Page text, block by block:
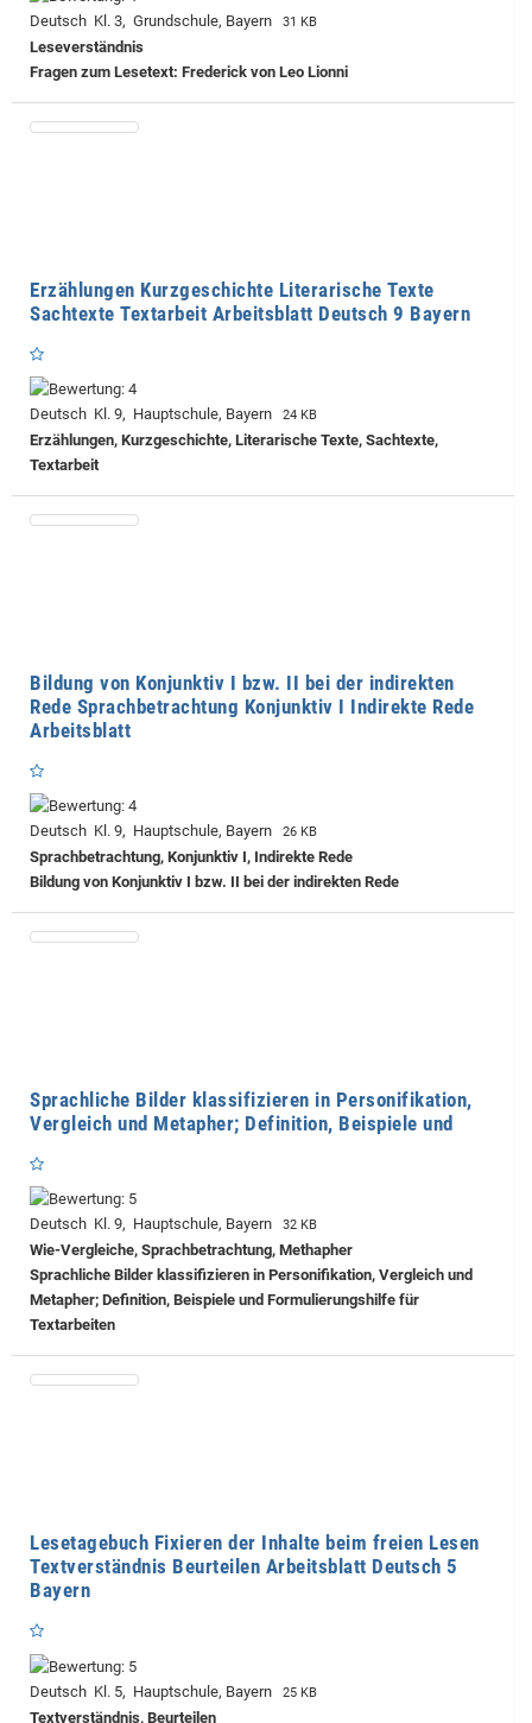
Deutsch Kl. 3, Grundschule, Bayern 31 KB
Leseverständnis
Fragen zum Lesetext: Frederick von Leo Lionni
Erzählungen Kurzgeschichte Literarische Texte
Sachtexte Textarbeit Arbeitsblatt Deutsch 9 Bayern
Deutsch Kl. 9, Hauptschule, Bayern 24 KB
Erzählungen, Kurzgeschichte, Literarische Texte, Sachtexte,
Textarbeit
Bildung von Konjunktiv I bzw. II bei der indirekten
Rede Sprachbetrachtung Konjunktiv I Indirekte Rede
Arbeitsblatt
Deutsch Kl. 9, Hauptschule, Bayern 26 KB
Sprachbetrachtung, Konjunktiv I, Indirekte Rede
Bildung von Konjunktiv I bzw. II bei der indirekten Rede
Sprachliche Bilder klassifizieren in Personifikation,
Vergleich und Metapher; Definition, Beispiele und
Deutsch Kl. 9, Hauptschule, Bayern 32 KB
Wie-Vergleiche, Sprachbetrachtung, Methapher
Sprachliche Bilder klassifizieren in Personifikation, Vergleich und
Metapher; Definition, Beispiele und Formulierungshilfe für
Textarbeiten
Lesetagebuch Fixieren der Inhalte beim freien Lesen
Textverständnis Beurteilen Arbeitsblatt Deutsch 5
Bayern
Deutsch Kl. 5, Hauptschule, Bayern 25 KB
Textverständnis, Beurteilen